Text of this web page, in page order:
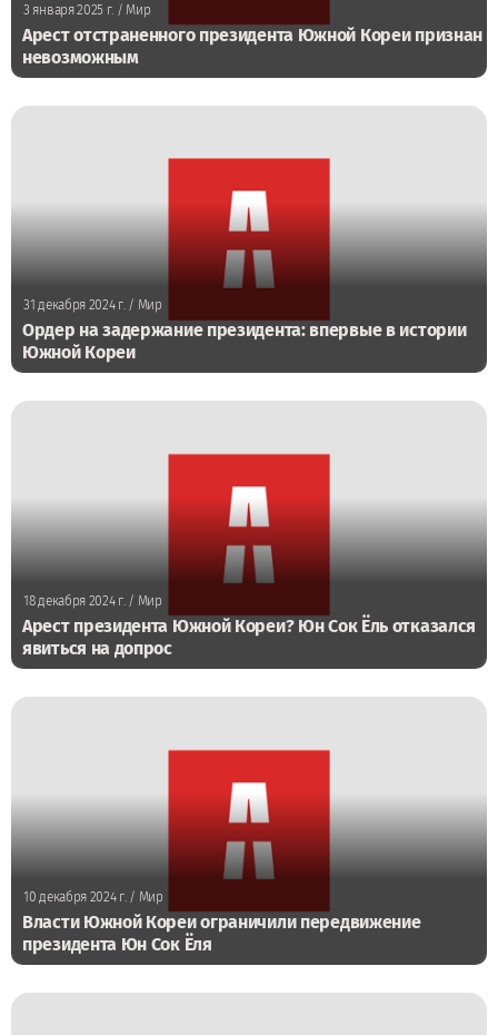
3 января 2025 г. / Мир
Арест отстраненного президента Южной Кореи признан
невозможным
31 декабря 2024 г./ Мир
Ордер на задержание президента: впервые в истории
Южной Кореи
18 декабря 2024 г./ Мир
Арест президента Южной Кореи? Юн Сок Ёль отказался
явиться на допрос
10 декабря 2024 г./ Мир
Власти Южной Кореи ограничили передвижение
президента Юн Сок Ёля